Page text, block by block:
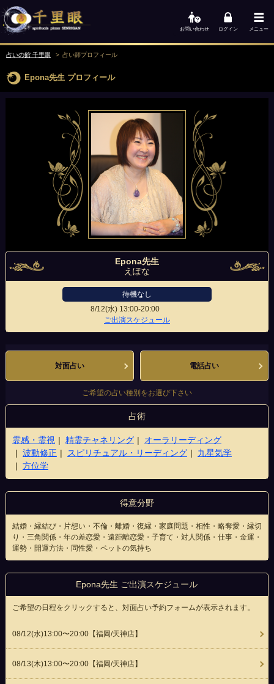
お問い合わせ ログイン メニュー
占いの館 千里眼 占い師プロフィール
Epona先生 プロフィール
Epona先生
えぽな
待機なし
8/12(水) 13:00-20:00
ご出演スケジュール
対面占い 電話占い
ご希望の占い種別をお選び下さい
占術
霊感・霊視 精霊チャネリング
オーラリーディング
波動修正
スピリチュアル・リーディング
九星気学
方位学
得意分野
結婚・縁結び・片想い・不倫・離婚・復縁・家庭問題・相性・略奪愛・縁切
り・三角関係・年の差恋愛・遠距離恋愛・子育て・対人関係・仕事・金運・
運勢・開運方法・同性愛・ペットの気持ち
Epona先生 ご出演スケジュール
ご希望の日程をクリックすると、対面占い予約フォームが表示されます。
08/12(水)13:00〜20:00【福岡/天神店】
08/13(木)13:00〜20:00【福岡/天神店】